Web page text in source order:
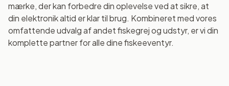
mærke, der kan forbedre din oplevelse ved at sikre, at
din elektronik altid er klar til brug. Kombineret med vores
omfattende udvalg af andet fiskegrej og udstyr, er vi din
komplette partner for alle dine fiskeeventyr.